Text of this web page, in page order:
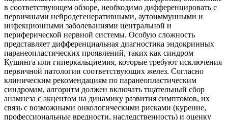
в соответствующем обзоре, необходимо дифференцировать с
первичными нейродегенеративными, аутоиммунными и
инфекционными заболеваниями центральной и
периферической нервной системы. Особую сложность
представляет дифференциальная диагностика эндокринных
паранеопластических проявлений, таких как синдром
Кушинга или гиперкальциемия, которые требуют исключения
первичной патологии соответствующих желез. Согласно
клиническим рекомендациям по паранеопластическим
синдромам, алгоритм должен включать тщательный сбор
анамнеза с акцентом на динамику развития симптомов, их
связь с возможными онкологическими рисками (курение,
профессиональные вредности, наследственность) и оценку